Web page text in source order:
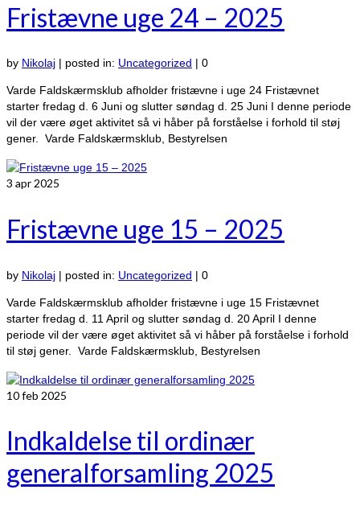
Fristævne uge 24 – 2025
by Nikolaj | posted in: Uncategorized | 0
Varde Faldskærmsklub afholder fristævne i uge 24 Fristævnet
starter fredag d. 6 Juni og slutter søndag d. 25 Juni I denne periode
vil der være øget aktivitet så vi håber på forståelse i forhold til støj
gener. Varde Faldskærmsklub, Bestyrelsen
3 apr 2025
Fristævne uge 15 – 2025
by Nikolaj | posted in: Uncategorized | 0
Varde Faldskærmsklub afholder fristævne i uge 15 Fristævnet
starter fredag d. 11 April og slutter søndag d. 20 April I denne
periode vil der være øget aktivitet så vi håber på forståelse i forhold
til støj gener. Varde Faldskærmsklub, Bestyrelsen
10feb 2025
Indkaldelse til ordinær
generalforsamling 2025